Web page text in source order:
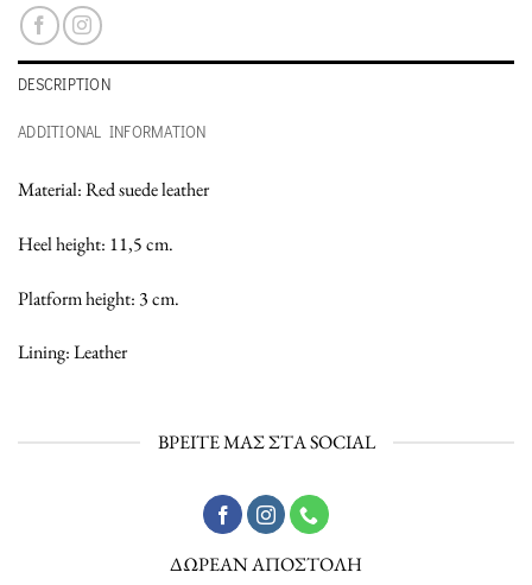
DESCRIPTION
ADDITIONAL INFORMATION
Material: Red suede leather
Heel height: 11,5 cm.
Platform height: 3 cm.
Lining: Leather
ΒΡΕΙΤΕ ΜΑΣ ΣΤΑ SOCIAL
ΔΩΡΕΑΝ ΑΠΟΣΤΟΛΗ